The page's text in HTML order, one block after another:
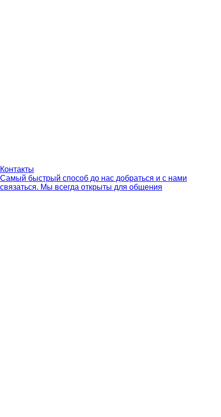
Контакты
Самый быстрый способ до нас добраться и с нами
связаться. Мы всегда открыты для общения